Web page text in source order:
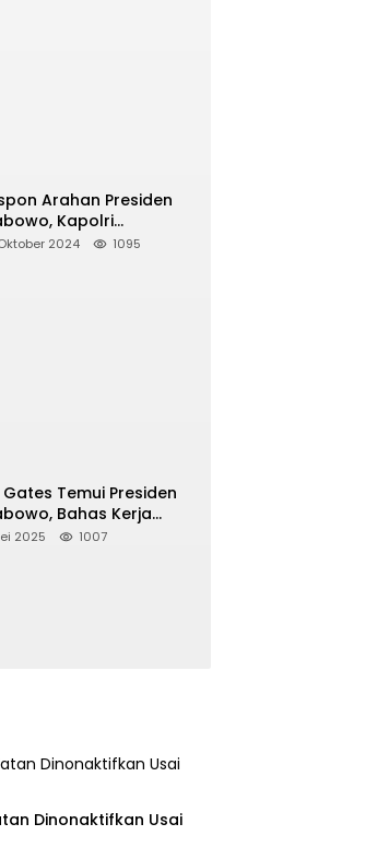
Arahan Presiden
Kapolri
Jajarannya
2024 1095
Gates Temui Presiden
Bahas Kerja
Kesehatan dan
2025 1007
Dinonaktifkan Usai